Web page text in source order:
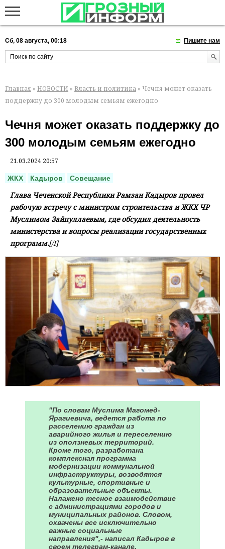
Сб, 08 августа, 00:18 Пишите нам
Главная » НОВОСТИ » Власть и политика » Чечня может оказать
поддержку до 300 молодым семьям ежегодно
Чечня может оказать поддержку до
300 молодым семьям ежегодно
21.03.2024 20:57
ЖКХ Кадыров Совещание
Глава Чеченской Республики Рамзан Кадыров провел
рабочую встречу с министром строительства и ЖКХ ЧР
Муслимом Зайпуллаевым, где обсудил деятельность
министерства и вопросы реализации государственных
программ.[/I]
"По словам Муслима Магомед-
Ярагиевича, ведется работа по
расселению граждан из
аварийного жилья и переселению
из оползневых территорий.
Кроме того, разработана
комплексная программа
модернизации коммунальной
инфраструктуры, возводятся
культурные, спортивные и
образовательные объекты.
Налажено тесное взаимодействие
с администрациями городов и
муниципальных районов. Словом,
охвачены все исключительно
важные социальные
направления",- написал Кадыров в
своем телеграм-канале.